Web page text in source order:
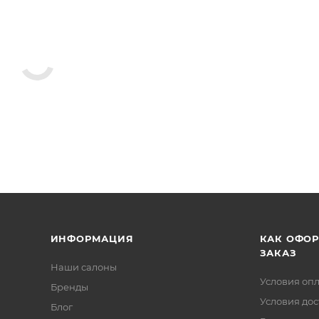
ИНФОРМАЦИЯ
Наши салоны
Бренды
Блог
КАК
ЗАКАЗ
Условия
Условия